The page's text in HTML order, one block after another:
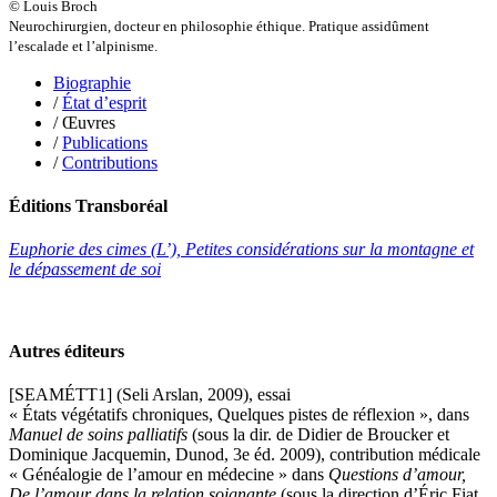
Hardivilliers Albéric d’
Harvey James
Heimburger Mario
Hervouët Tifenn
Houdaille Christophe
Hussain Fawaz
Hussenet Emmanuel
Imhof Valentine
Jallade Sébastien
Kerouedan Annie
Klein Julie
Klotz Lætitia
Labouche Didier
Lacrampe Corine
Lagny Laurence
Laheurte Marielle
Lamotte Aymeric de
Lanni Dominique
© Louis Broch
Neurochirurgien, docteur en philosophie éthique. Pratique assidûment
l’escalade et l’alpinisme.
Biographie
/État d’esprit
/ Œuvres
/Publications
/Contributions
Éditions Transboréal
Euphorie des cimes (L’), Petites considérations sur la montagne et
le dépassement de soi
Autres éditeurs
[SEAMÉTT1] (Seli Arslan, 2009), essai
« États végétatifs chroniques, Quelques pistes de réflexion », dans
Manuel de soins palliatifs (sous la dir. de Didier de Broucker et
Dominique Jacquemin, Dunod, 3e éd. 2009), contribution médicale
« Généalogie de l’amour en médecine » dans Questions d’amour,